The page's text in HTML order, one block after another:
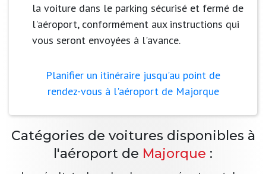
la voiture dans le parking sécurisé et fermé de
l'aéroport, conformément aux instructions qui
vous seront envoyées à l'avance.
Planifier un itinéraire jusqu'au point de
rendez-vous à l'aéroport de Majorque
Catégories de voitures disponibles à
l'aéroport de Majorque :